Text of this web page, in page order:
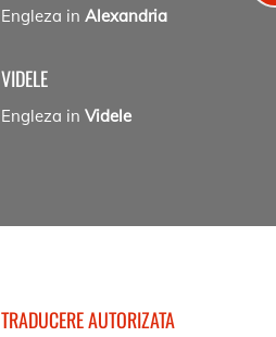
Engleza in Alexandria
VIDELE
Engleza in Videle
TRADUCERE AUTORIZATA